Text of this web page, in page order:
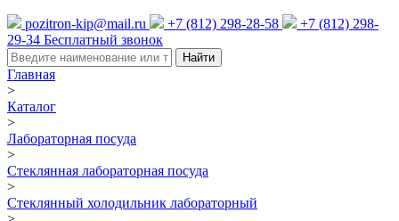
pozitron-kip@mail.ru +7 (812) 298-28-58
+7 (812) 298-
29-34 Бесплатный звонок
Найти
Главная
>
Каталог
>
Лабораторная посуда
>
Стеклянная лабораторная посуда
>
Стеклянный холодильник лабораторный